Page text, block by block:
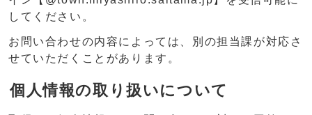
してください。
お問い合わせの内容によっては、別の担当課が対応さ
せていただくことがあります。
個人情報の取り扱いについて